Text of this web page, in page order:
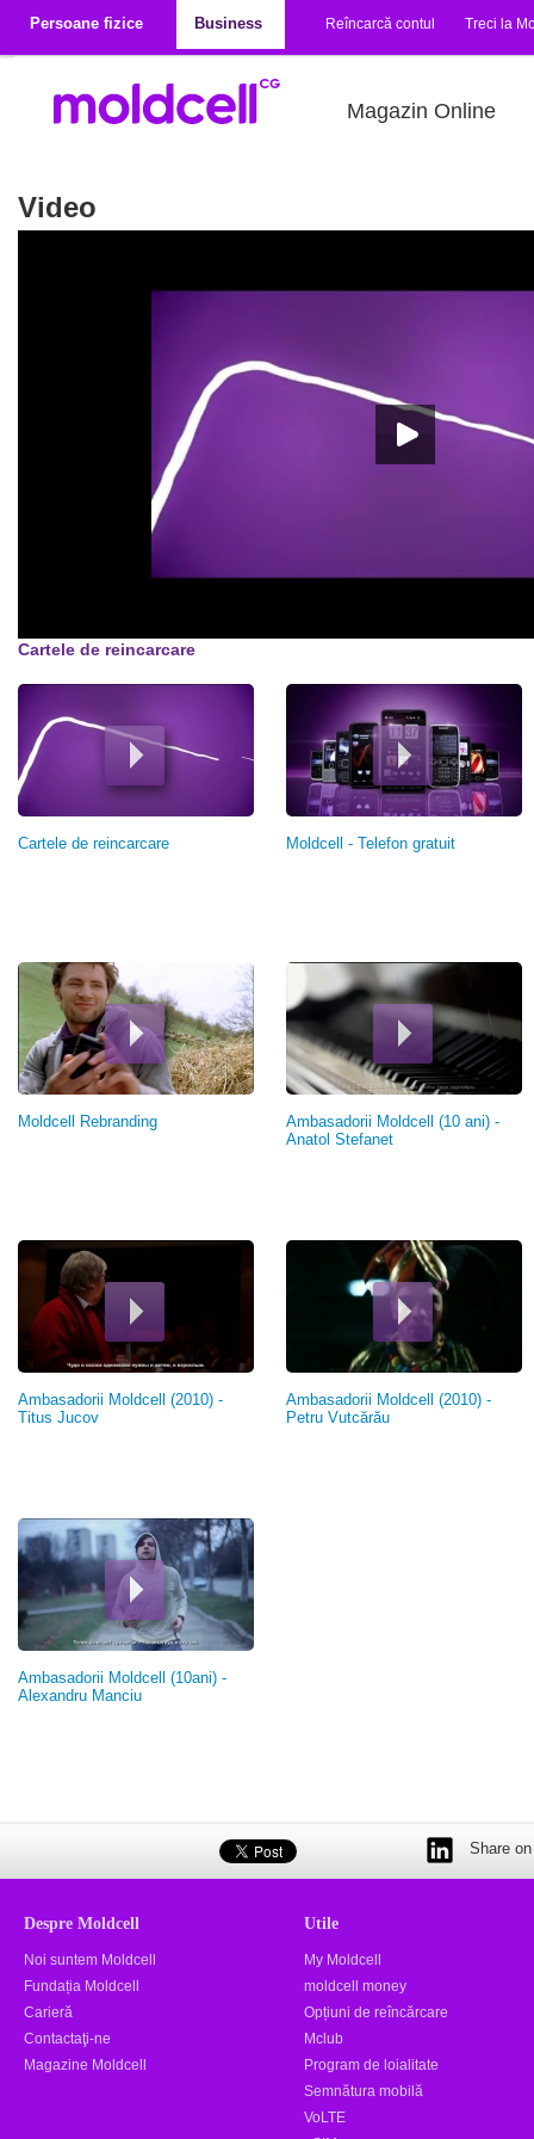
Persoane fizice
Business Reîncarcă contul Treci la
Magazin Online
Video
Cartele de reincarcare
Cartele de reincarcare Moldcell - Telefon gratuit
Moldcell Rebranding
Ambasadorii Moldcell (10 ani) -
Anatol Stefanet
Ambasadorii Moldcell (2010) -
Titus Jucov
Ambasadorii Moldcell (2010) -
Petru Vutcărău
Ambasadorii Moldcell (10ani) -
Alexandru Manciu
Share
Despre Moldcell
Noi suntem Moldcell
Fundația Moldcell
Carieră
Contactaţi-ne
Magazine Moldcell
Utile
My Moldcell
moldcell money
Opțiuni de reîncărcare
Mclub
Program de loialitate
Semnătura mobilă
VoLTE